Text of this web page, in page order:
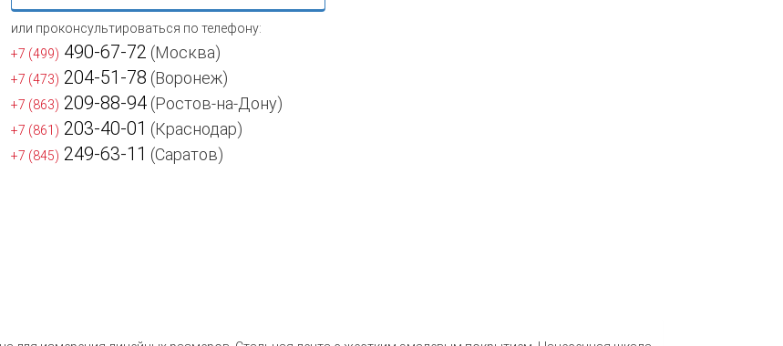
или проконсультироваться по телефону:
+7 (499) 490-67-72 (Москва)
+7 (473) 204-51-78 (Воронеж)
+7 (863) 209-88-94 (Ростов-на-Дону)
+7 (861) 203-40-01 (Краснодар)
+7 (845) 249-63-11 (Саратов)